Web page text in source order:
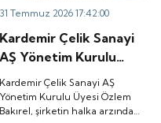
31 Temmuz 2026 17:42:00
Kardemir Çelik Sanayi
AŞ Yönetim Kurulu
Üyesi Özlem Bakırel,
şirketin halka arzından
elde edilecek kaynağın
Kardemir Çelik Sanayi AŞ
Yönetim Kurulu Üyesi Özlem
Bakırel, şirketin halka arzından